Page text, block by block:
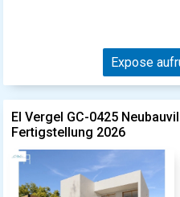
Expose
El Vergel GC-0425
Fertigstellung 2026